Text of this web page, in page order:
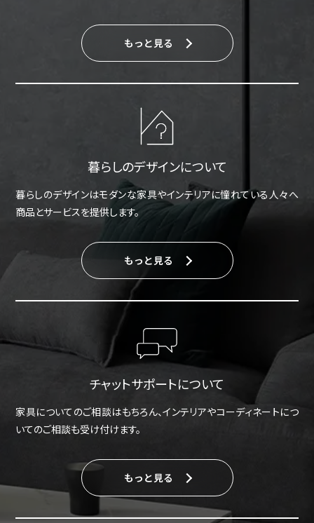
もっと見る
暮らしのデザインについて
暮らしのデザインはモダンな家具やインテリアに憧れている人々へ
商品とサービスを提供します。
もっと見る
チャットサポートについて
家具についてのご相談はもちろん、インテリアやコーディネートにつ
いてのご相談も受け付けます。
もっと見る